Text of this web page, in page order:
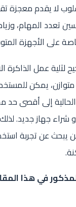
لا يقدم معجزة
تعدد المهام،
على الأجهزة
لآلية عمل الذاكرة
يمكن
إلى أقصى
شراء جهاز جديد.
يبحث عن تجربة
في هذا